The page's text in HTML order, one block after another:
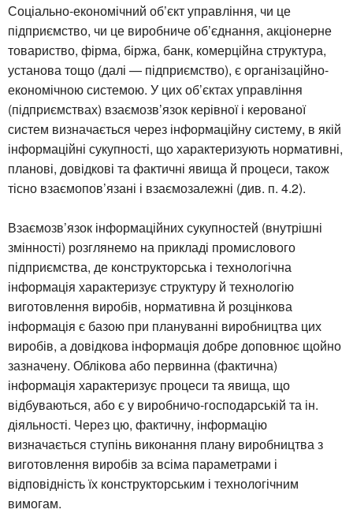
Соціально-економічний об’єкт управління, чи це
підприємство, чи це виробниче об’єднання, акціонерне
товариство, фірма, біржа, банк, комерційна структура,
установа тощо (далі — підприємство), є організаційно-
економічною системою. У цих об’єктах управління
(підприємствах) взаємозв’язок керівної і керованої
систем визначається через інформаційну систему, в якій
інформаційні сукупності, що характеризують нормативні,
планові, довідкові та фактичні явища й процеси, також
тісно взаємопов’язані і взаємозалежні (див. п. 4.2).
Взаємозв’язок інформаційних сукупностей (внутрішні
змінності) розглянемо на прикладі промислового
підприємства, де конструкторська і технологічна
інформація характеризує структуру й технологію
виготовлення виробів, нормативна й розцінкова
інформація є базою при плануванні виробництва цих
виробів, а довідкова інформація добре доповнює щойно
зазначену. Облікова або первинна (фактична)
інформація характеризує процеси та явища, що
відбуваються, або є у виробничо-господарській та ін.
діяльності. Через цю, фактичну, інформацію
визначається ступінь виконання плану виробництва з
виготовлення виробів за всіма параметрами і
відповідність їх конструкторським і технологічним
вимогам.